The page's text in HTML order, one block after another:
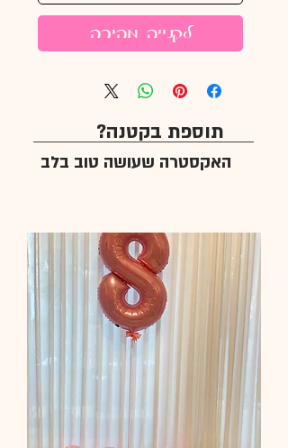
לקנייה מהירה
תוספת בקטנה?
האקסטרה שעושה טוב בלב